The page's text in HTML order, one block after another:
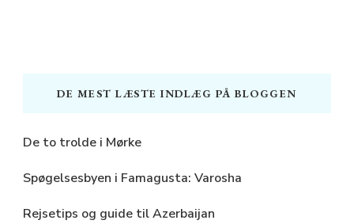
DE MEST LÆSTE INDLÆG PÅ BLOGGEN
De to trolde i Mørke
Spøgelsesbyen i Famagusta: Varosha
Rejsetips og guide til Azerbaijan